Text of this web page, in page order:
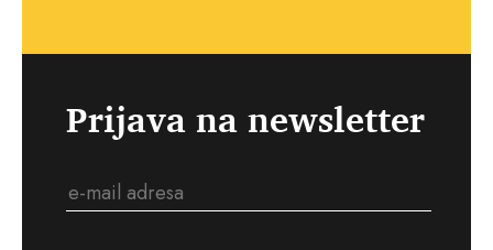
Prijava na newsletter